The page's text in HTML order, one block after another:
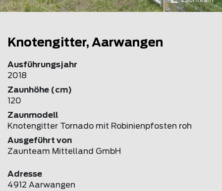
Knotengitter, Aarwangen
Ausführungsjahr
2018
Zaunhöhe (cm)
120
Zaunmodell
Knotengitter Tornado mit Robinienpfosten roh
Ausgeführt von
Zaunteam Mittelland GmbH
Adresse
4912 Aarwangen